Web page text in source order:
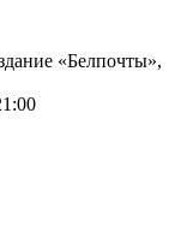
«Белпочты»,